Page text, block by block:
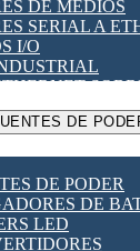
SÓLIDO
DE
DE
DE MEDIOS
SERIAL A
I/O
IOT
WIFI
IOT
LORAWAN
DE
DE PODER
DE
LED